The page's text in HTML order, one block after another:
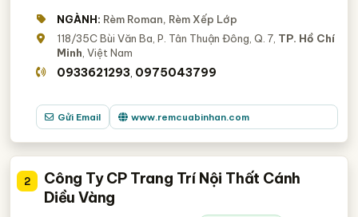
NGÀNH: Rèm Roman, Rèm Xếp Lớp
118/35C Bùi Văn Ba, P. Tân Thuận Đông, Q. 7, TP. Hồ Chí
Minh , Việt Nam
0933621293 0975043799
Gửi Email www.remcuabinhan.com
2
Công Ty CP Trang Trí Nội Thất Cánh
Diều Vàng